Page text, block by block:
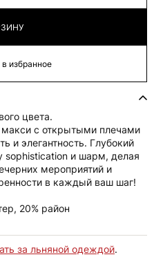
избранное
цвета.
макси с открытыми плечами
и элегантность. Глубокий
sophistication и шарм, делая
мероприятий и
в каждый ваш шаг!
20% район
за льняной одеждой.